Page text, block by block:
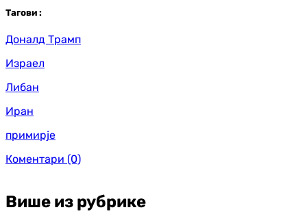
Тагови :
Доналд Трамп
Израел
Либан
Иран
примирје
Коментари (0)
Више из рубрике